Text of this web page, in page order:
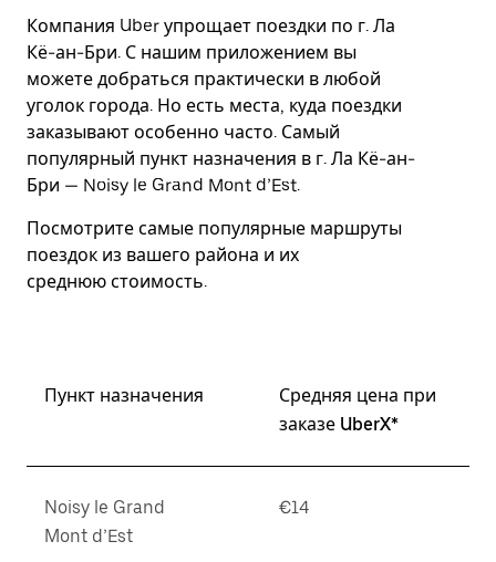
нажмите
Esc.
Компания Uber упрощает поездки по г. Ла
Кё-ан-Бри. С нашим приложением вы
можете добраться практически в любой
уголок города. Но есть места, куда поездки
заказывают особенно часто. Самый
популярный пункт назначения в г. Ла Кё-ан-
Бри — Noisy le Grand Mont d’Est.
Посмотрите самые популярные маршруты
поездок из вашего района и их
среднюю стоимость.
Пункт назначения
Средняя цена при
заказе UberX*
Noisy le Grand
Mont d’Est
€14